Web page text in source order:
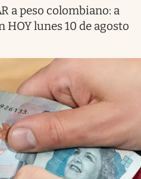
a peso colombiano: a
lunes 10 de agosto